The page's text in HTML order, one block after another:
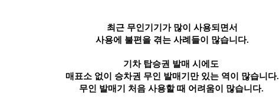
최근 무인기기가 많이 사용되면서
사용에 불편을 겪는 사례들이 많습니다.
기차 탑승권 발매 시에도
매표소 없이 승차권 무인 발매기만 있는 역이 많습니다.
무인 발매기 처음 사용할 때 어려움이 많습니다.